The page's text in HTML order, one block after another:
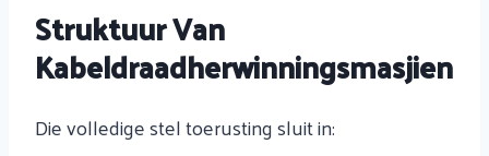
Struktuur Van
Kabeldraadherwinningsmasjien
Die volledige stel toerusting sluit in: